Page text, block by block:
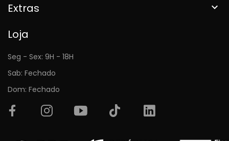
Extras 
Loja
Seg - Sex: 9H - 18H
Sab: Fechado
Dom: Fechado